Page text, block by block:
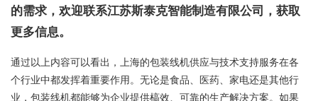
的需求，欢迎联系江苏斯泰克智能制造有限公司，获取
更多信息。
通过以上内容可以看出，上海的包装线机供应与技术支持服务在各
个行业中都发挥着重要作用。无论是食品、医药、家电还是其他行
业，包装线机都能够为企业提供槁效、可靠的生产解决方案。如果